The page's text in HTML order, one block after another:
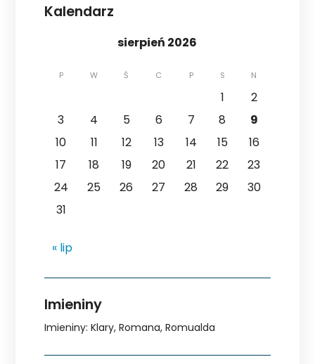
Kalendarz
sierpień 2026
P W Ś C P S N
1
2
3
4 5 6 7 8
9
10
11 12 13 14 15
16
17
18 19 20 21 22
23
24
25 26 27 28 29
30
31
« lip
Imieniny
Imieniny: Klary, Romana, Romualda